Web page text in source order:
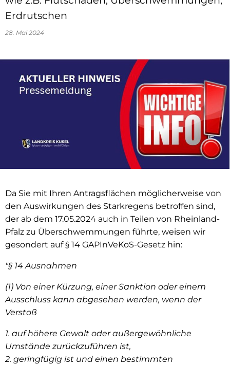
Erdrutschen
28. Mai 2024
Da Sie mit Ihren Antragsflächen möglicherweise von
den Auswirkungen des Starkregens betroffen sind,
der ab dem 17.05.2024 auch in Teilen von Rheinland-
Pfalz zu Überschwemmungen führte, weisen wir
gesondert auf § 14 GAPInVeKoS-Gesetz hin:
"§ 14 Ausnahmen
(1) Von einer Kürzung, einer Sanktion oder einem
Ausschluss kann abgesehen werden, wenn der
Verstoß
1. auf höhere Gewalt oder außergewöhnliche
Umstände zurückzuführen ist,
2. geringfügig ist und einen bestimmten